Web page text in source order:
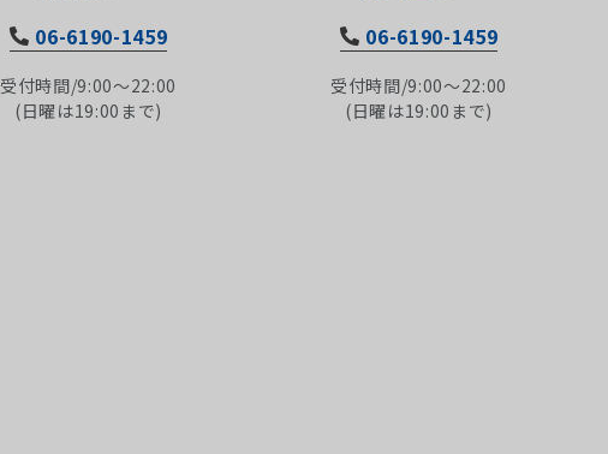
06-6190-1459
受付時間/9:00～22:00
(日曜は19:00まで)
06-6190-1459
受付時間/9:00～22:00
(日曜は19:00まで)